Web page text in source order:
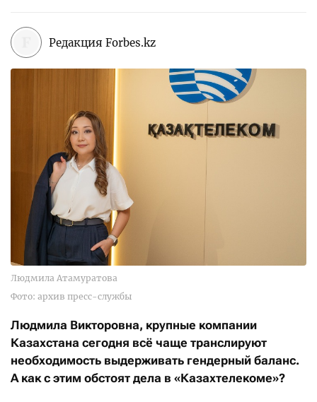
Редакция Forbes.kz
Людмила Атамуратова
Фото: архив пресс-службы
Людмила Викторовна, крупные компании
Казахстана сегодня всё чаще транслируют
необходимость выдерживать гендерный баланс.
А как с этим обстоят дела в «Казахтелекоме»?